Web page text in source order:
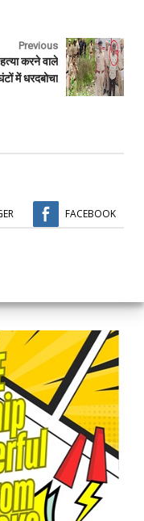
Previous
करने वाले
में धरदबोचा
FACEBOOK